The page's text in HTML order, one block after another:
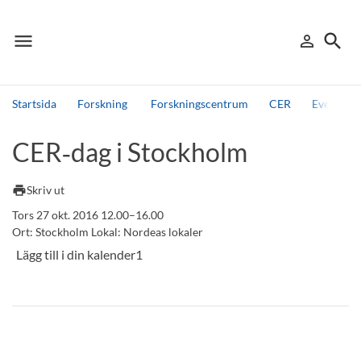
menu
Meny person_outline
Logga in
search
Sök
Startsida Forskning Forskningscentrum CER Events,
Andra söktjänster
Detta är vår testmiljö - endast testdata
CER‑dag i Stockholm
printSkriv ut
Tors 27 okt. 2016 12.00–16.00
Ort: Stockholm Lokal: Nordeas lokaler